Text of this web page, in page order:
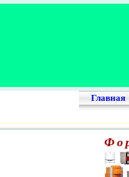
Главная